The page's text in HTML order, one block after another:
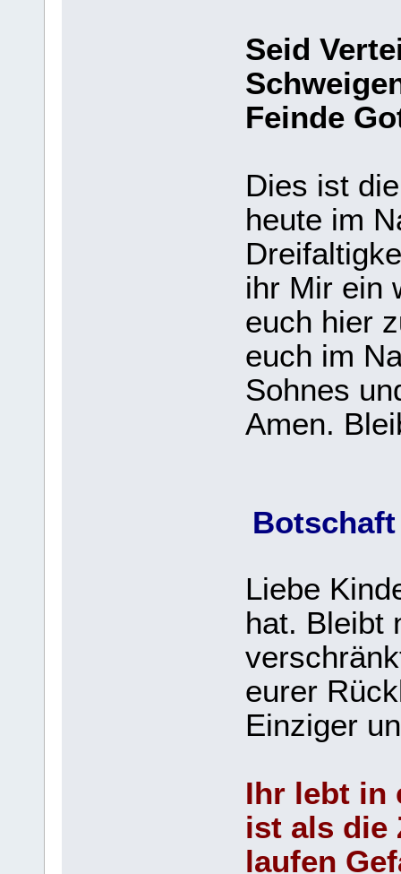
Seid
Feinde
Dies ist
heute im
ihr Mir ein
euch hier
euch im
Sohnes
Amen.
Botschaft
Liebe
hat. Bleibt
eurer
Einziger
Ihr lebt in
ist als die
laufen